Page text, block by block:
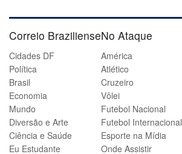
Correio Braziliense
Cidades DF
Política
Brasil
Economia
Mundo
Diversão e Arte
Ciência e Saúde
Eu Estudante
No Ataque
América
Atlético
Cruzeiro
Vôlei
Futebol Nacional
Futebol Internacional
Esporte na Mídia
Onde Assistir